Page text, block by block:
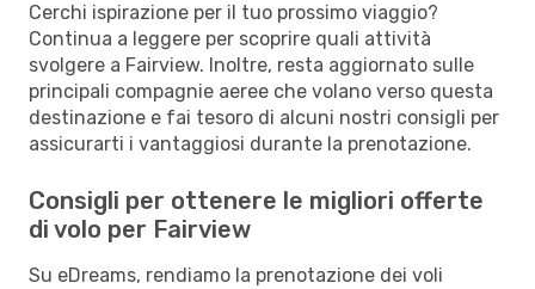
Cerchi ispirazione per il tuo prossimo viaggio?
Continua a leggere per scoprire quali attività
svolgere a Fairview. Inoltre, resta aggiornato sulle
principali compagnie aeree che volano verso questa
destinazione e fai tesoro di alcuni nostri consigli per
assicurarti i vantaggiosi durante la prenotazione.
Consigli per ottenere le migliori offerte
di volo per Fairview
Su eDreams, rendiamo la prenotazione dei voli